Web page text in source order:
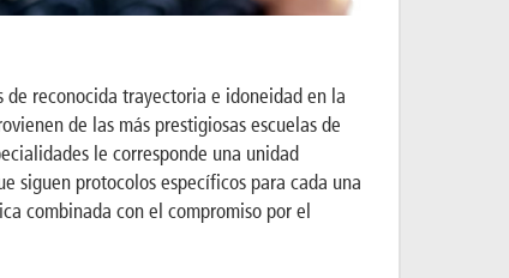
reconocida trayectoria e idoneidad en la
de las más prestigiosas escuelas de
le corresponde una unidad
siguen protocolos específicos para cada una
combinada con el compromiso por el